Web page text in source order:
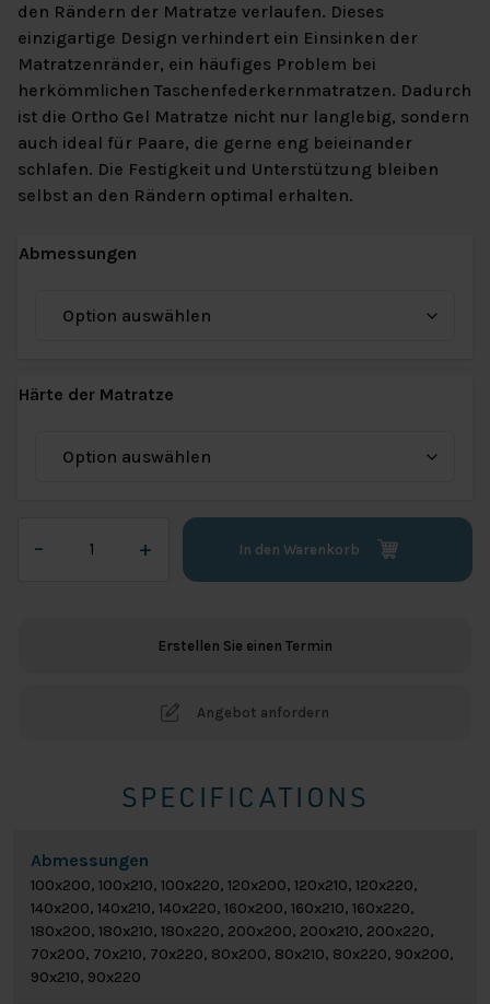
den Rändern der Matratze verlaufen. Dieses
einzigartige Design verhindert ein Einsinken der
Matratzenränder, ein häufiges Problem bei
herkömmlichen Taschenfederkernmatratzen. Dadurch
ist die Ortho Gel Matratze nicht nur langlebig, sondern
auch ideal für Paare, die gerne eng beieinander
schlafen. Die Festigkeit und Unterstützung bleiben
selbst an den Rändern optimal erhalten.
Abmessungen
Härte der Matratze
–
Landschoot
+ In den Warenkorb
Erstellen Sie einen Termin
Angebot anfordern
SPECIFICATIONS
Abmessungen
100x200, 100x210, 100x220, 120x200, 120x210, 120x220,
140x200, 140x210, 140x220, 160x200, 160x210, 160x220,
180x200, 180x210, 180x220, 200x200, 200x210, 200x220,
70x200, 70x210, 70x220, 80x200, 80x210, 80x220, 90x200,
90x210, 90x220